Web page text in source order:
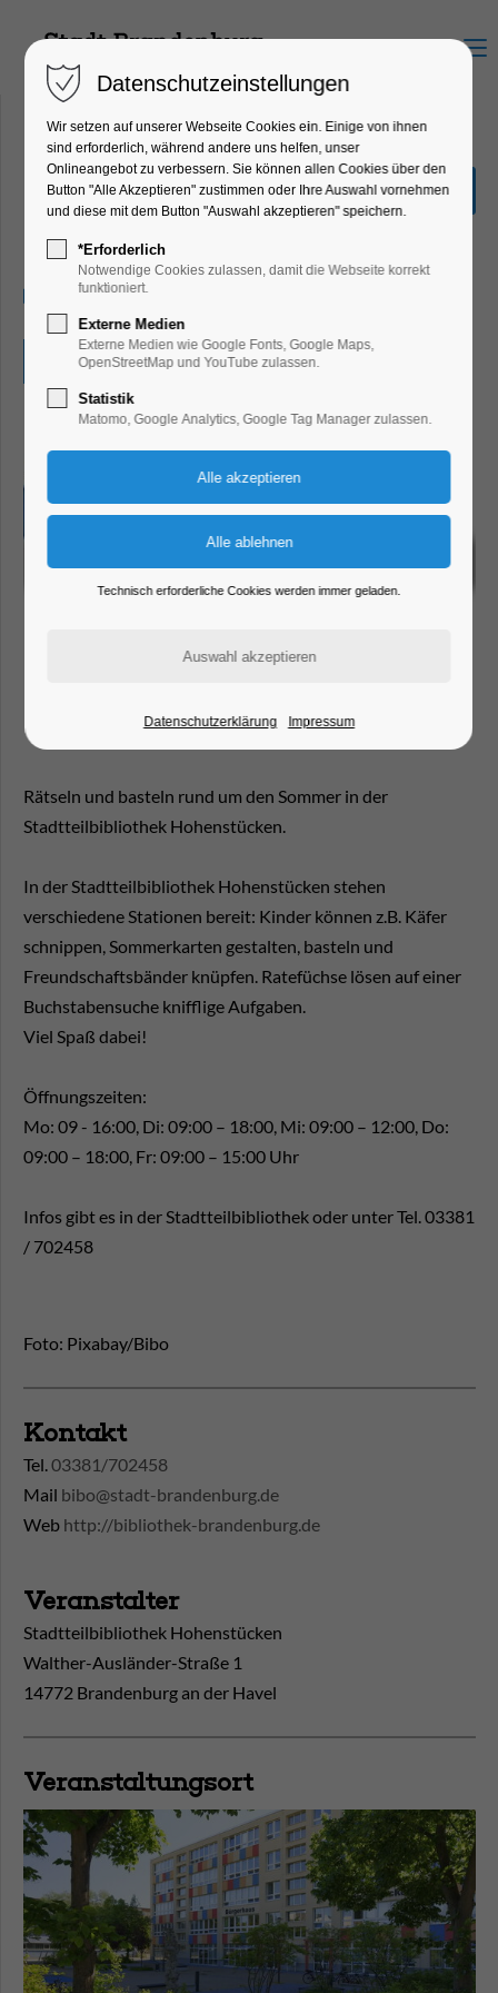
Menu
Sommerferienrallye
Ferienkalender, Kinder, Jugend, Mitmach-
Aktion
10.08.2026, 09:00–16:00
Eintritt frei
Rätseln und basteln rund um den Sommer in der
Stadtteilbibliothek Hohenstücken.
In der Stadtteilbibliothek Hohenstücken stehen
verschiedene Stationen bereit: Kinder können z.B. Käfer
schnippen, Sommerkarten gestalten, basteln und
Freundschaftsbänder knüpfen. Ratefüchse lösen auf einer
Buchstabensuche knifflige Aufgaben.
Viel Spaß dabei!
Öffnungszeiten:
Mo: 09 - 16:00, Di: 09:00 – 18:00, Mi: 09:00 – 12:00, Do:
09:00 – 18:00, Fr: 09:00 – 15:00 Uhr
Infos gibt es in der Stadtteilbibliothek oder unter Tel. 03381
/ 702458
Foto: Pixabay/Bibo
Kontakt
Tel.03381/702458
Mail bibo@stadt-brandenburg.de
Web http://bibliothek-brandenburg.de
Veranstalter
Stadtteilbibliothek Hohenstücken
Walther-Ausländer-Straße 1
14772 Brandenburg an der Havel
Veranstaltungsort
Datenschutzeinstellungen
Wir setzen auf unserer Webseite Cookies ein. Einige von ihnen
sind erforderlich, während andere uns helfen, unser
Onlineangebot zu verbessern. Sie können allen Cookies über den
Button "Alle Akzeptieren" zustimmen oder Ihre Auswahl vornehmen
und diese mit dem Button "Auswahl akzeptieren" speichern.
*Erforderlich
Notwendige Cookies zulassen, damit die Webseite korrekt
funktioniert.
Externe Medien
Externe Medien wie Google Fonts, Google Maps,
OpenStreetMap und YouTube zulassen.
Statistik
Matomo, Google Analytics, Google Tag Manager zulassen.
Technisch erforderliche Cookies werden immer geladen.
Datenschutzerklärung Impressum